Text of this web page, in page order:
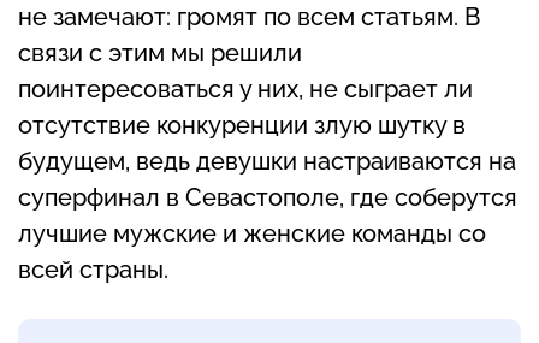
не замечают: громят по всем статьям. В
связи с этим мы решили
поинтересоваться у них, не сыграет ли
отсутствие конкуренции злую шутку в
будущем, ведь девушки настраиваются на
суперфинал в Севастополе, где соберутся
лучшие мужские и женские команды со
всей страны.